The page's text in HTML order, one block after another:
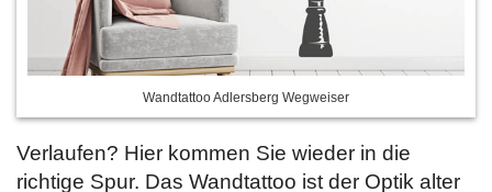
Wandtattoo Adlersberg Wegweiser
Verlaufen? Hier kommen Sie wieder in die
richtige Spur. Das Wandtattoo ist der Optik alter